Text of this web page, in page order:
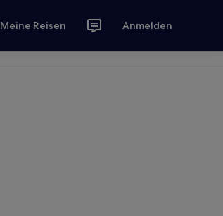
Meine Reisen Anmelden